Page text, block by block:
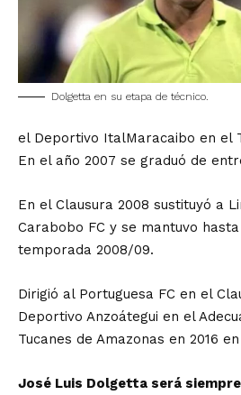
Dolgetta en su etapa de técnico.
el Deportivo ItalMaracaibo en el
En el año 2007 se graduó de
En el Clausura 2008 sustituyó a
Carabobo FC y se mantuvo
temporada 2008/09.
Dirigió al Portuguesa FC en el
Deportivo Anzoátegui en el
Tucanes de Amazonas en 2016
José Luis Dolgetta será